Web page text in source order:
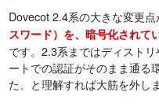
Dovecot 2.4系の大きな変更
スワード）を、暗号化されて
です。2.3系まではディスト
ートでの認証がそのまま通る
た、と理解すれば大筋を外し